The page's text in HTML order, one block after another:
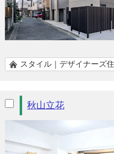
スタイル｜デザイナーズ
秋山立花